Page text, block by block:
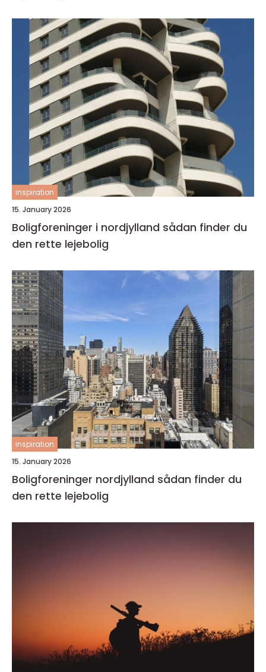
inspiration
15. January 2026
Boligforeninger i nordjylland sådan finder du
den rette lejebolig
inspiration
15. January 2026
Boligforeninger nordjylland sådan finder du
den rette lejebolig